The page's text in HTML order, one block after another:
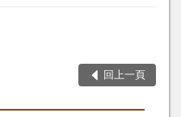
回上一頁